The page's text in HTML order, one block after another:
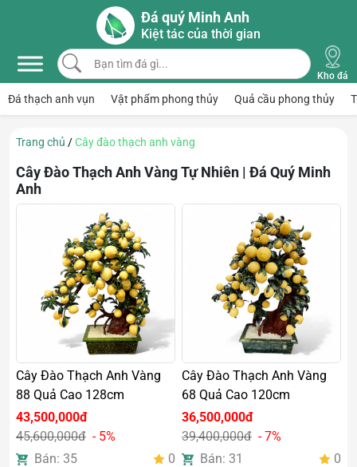
Skip to main content
Đá quý Minh Anh
Kiệt tác của thời gian
Bạn tìm đá gì...
Kho đá
Đá thạch anh vụn Vật phẩm phong thủy Quả cầu phong thủy
Trang chủ /Cây đào thạch anh vàng
Cây Đào Thạch Anh Vàng Tự Nhiên | Đá Quý Minh
Anh
Cây Đào Thạch Anh Vàng
88 Quả Cao 128cm
43,500,000đ
45,600,000đ - 5%
Bán: 35
0
Cây Đào Thạch Anh Vàng
68 Quả Cao 120cm
36,500,000đ
39,400,000đ - 7%
Bán: 31
0